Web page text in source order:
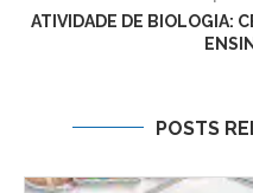
ATIVIDADE DE BIOLOGIA:
POSTS